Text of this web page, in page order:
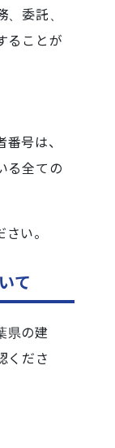
委託、
ることが
号は、
る全ての
い。
て
県の建
くださ